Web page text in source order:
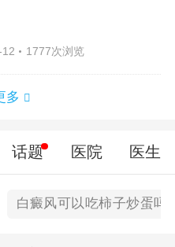
1777次浏览
多
话题 医院 医生
白癜风可以吃柿子炒蛋吗